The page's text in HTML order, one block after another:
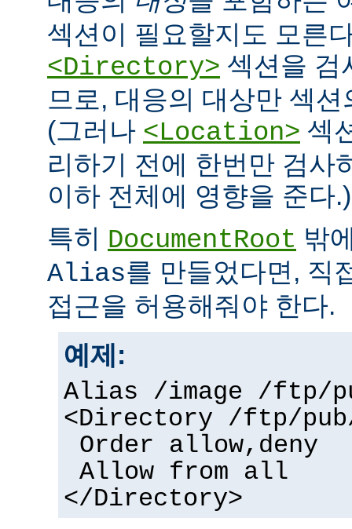
섹션이 필요할지도 모른
<Directory> 섹션을 검
므로, 대응의 대상만 섹
(그러나 <Location> 섹
리하기 전에 한번만 검사
이하 전체에 영향을 준다.)
특히 DocumentRoot 밖
Alias를 만들었다면, 직
접근을 허용해줘야 한다.
예제:
Alias /image /ftp/
<Directory /ftp/pub/
Order allow,deny
Allow from all
</Directory>